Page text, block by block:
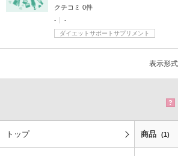
クチコミ 0件
-
-
ダイエットサポートサプリメント
表示形式
?
トップ 商品 (1)